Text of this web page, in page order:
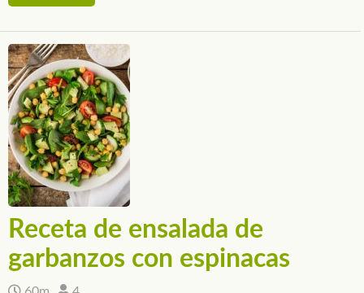
Receta de ensalada de
garbanzos con espinacas